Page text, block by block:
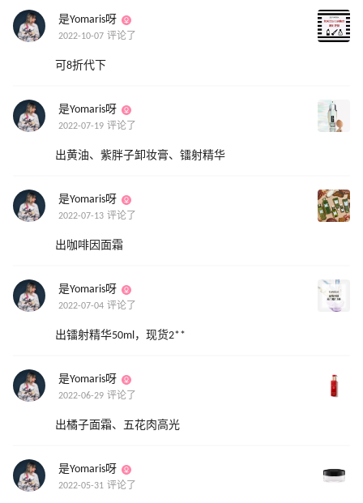
是Yomaris呀
2022-10-07 评论了
可8折代下
是Yomaris呀
2022-07-19 评论了
出黄油、紫胖子卸妆膏、镭射精华
是Yomaris呀
2022-07-13 评论了
出咖啡因面霜
是Yomaris呀
2022-07-04 评论了
出镭射精华50ml，现货2**
是Yomaris呀
2022-06-29 评论了
出橘子面霜、五花肉高光
是Yomaris呀
2022-05-31 评论了